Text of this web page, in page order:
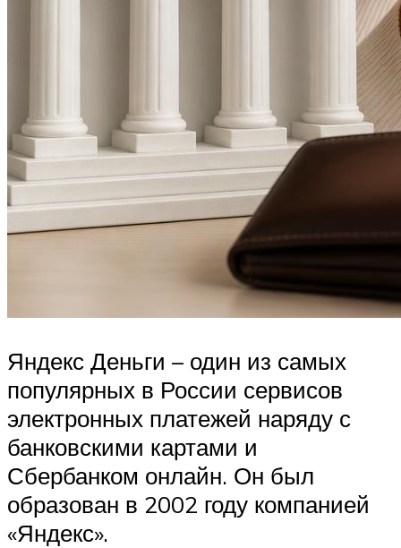
Яндекс Деньги – один из самых
популярных в России сервисов
электронных платежей наряду с
банковскими картами и
Сбербанком онлайн. Он был
образован в 2002 году компанией
«Яндекс».